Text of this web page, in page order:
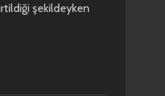
şekildeyken